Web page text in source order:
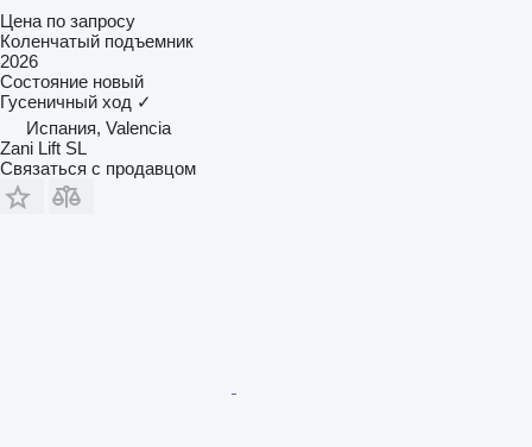
Цена по запросу
Коленчатый подъемник
2026
Состояние новый
Гусеничный ход ✓
Испания, Valencia
Zani Lift SL
Связаться с продавцом